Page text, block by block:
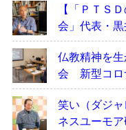
【「ＰＴＳ
会」代表・
仏教精神を
会 新型コロ
笑い（ダジ
ネスユーモ